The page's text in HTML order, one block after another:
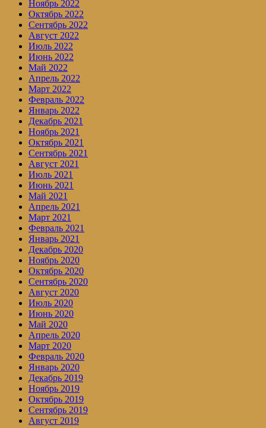
Ноябрь 2022
Октябрь 2022
Сентябрь 2022
Август 2022
Июль 2022
Июнь 2022
Май 2022
Апрель 2022
Март 2022
Февраль 2022
Январь 2022
Декабрь 2021
Ноябрь 2021
Октябрь 2021
Сентябрь 2021
Август 2021
Июль 2021
Июнь 2021
Май 2021
Апрель 2021
Март 2021
Февраль 2021
Январь 2021
Декабрь 2020
Ноябрь 2020
Октябрь 2020
Сентябрь 2020
Август 2020
Июль 2020
Июнь 2020
Май 2020
Апрель 2020
Март 2020
Февраль 2020
Январь 2020
Декабрь 2019
Ноябрь 2019
Октябрь 2019
Сентябрь 2019
Август 2019